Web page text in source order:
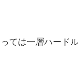
ては一層ハード